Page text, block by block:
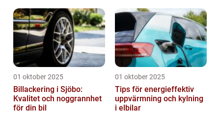
01 oktober 2025
Billackering i Sjöbo:
Kvalitet och noggrannhet
för din bil
01 oktober 2025
Tips för energieffektiv
uppvärmning och kylning
i elbilar